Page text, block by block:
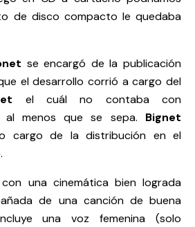
de disco compacto le quedaba
se encargó de la publicación
el desarrollo corrió a cargo del
el cuál no contaba con
al menos que se sepa. Bignet
cargo de la distribución en el
una cinemática bien lograda
de una canción de buena
una voz femenina (solo